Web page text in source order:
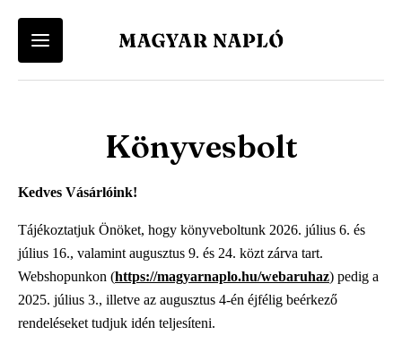
menü
Felhasználói fiókod eléréséhez először lépj be vagy regisztrálj.
Belépés
-
Magyar
Napló
-
Magyar Napló Folyóirat
Irodalmi Magazin
Könyvesbolt
Kedves Vásárlóink!
Tájékoztatjuk Önöket, hogy könyveboltunk 2026. július 6. és
július 16., valamint augusztus 9. és 24. közt zárva tart.
Webshopunkon (https://magyarnaplo.hu/webaruhaz) pedig a
2025. július 3., illetve az augusztus 4-én éjfélig beérkező
rendeléseket tudjuk idén teljesíteni.